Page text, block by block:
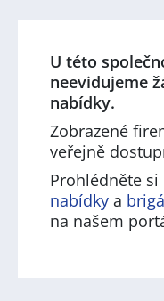
U této
neevidujeme
nabídky.
Zobrazené
veřejně
Prohlédněte
nabídky a
na našem